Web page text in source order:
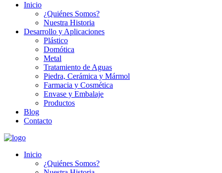
Inicio
¿Quiénes Somos?
Nuestra Historia
Desarrollo y Aplicaciones
Plástico
Domótica
Metal
Tratamiento de Aguas
Piedra, Cerámica y Mármol
Farmacia y Cosmética
Envase y Embalaje
Productos
Blog
Contacto
Inicio
¿Quiénes Somos?